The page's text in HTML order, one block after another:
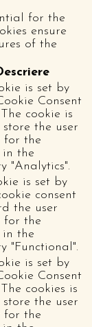
for the
ensure
of the
is set by
Consent
cookie is
store the user
for the
in the
"Analytics".
is set by
consent
the user
for the
in the
"Functional".
is set by
Consent
cookies is
store the user
for the